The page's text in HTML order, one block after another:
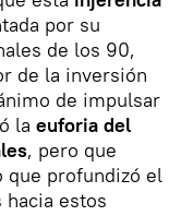
por su
de los 90,
de la inversión
de impulsar
la euforia del
, pero que
que profundizó el
hacia estos